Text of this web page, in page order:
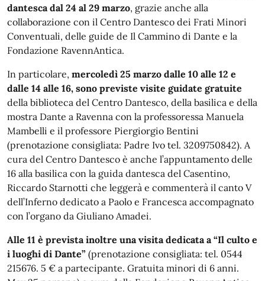
dantesca dal 24 al 29 marzo, grazie anche alla
collaborazione con il Centro Dantesco dei Frati Minori
Conventuali, delle guide de Il Cammino di Dante e la
Fondazione RavennAntica.
In particolare, mercoledì 25 marzo dalle 10 alle 12 e
dalle 14 alle 16, sono previste visite guidate gratuite
della biblioteca del Centro Dantesco, della basilica e della
mostra Dante a Ravenna con la professoressa Manuela
Mambelli e il professore Piergiorgio Bentini
(prenotazione consigliata: Padre Ivo tel. 3209750842). A
cura del Centro Dantesco è anche l’appuntamento delle
16 alla basilica con la guida dantesca del Casentino,
Riccardo Starnotti che leggerà e commenterà il canto V
dell’Inferno dedicato a Paolo e Francesca accompagnato
con l’organo da Giuliano Amadei.
Alle 11 è prevista inoltre una visita dedicata a “Il culto e
i luoghi di Dante” (prenotazione consigliata: tel. 0544
215676. 5 € a partecipante. Gratuita minori di 6 anni.